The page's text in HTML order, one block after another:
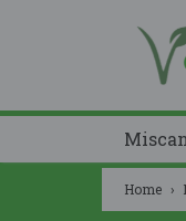
Home ›